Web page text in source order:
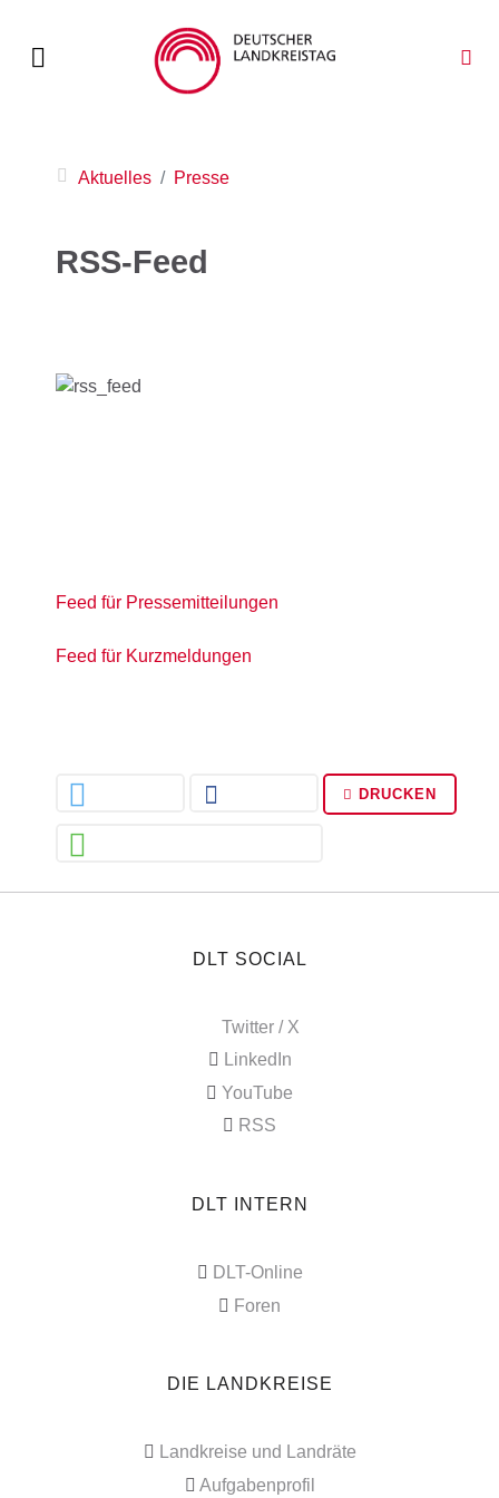
Aktuelles Presse
RSS-Feed
Feed für Pressemitteilungen
Feed für Kurzmeldungen
DRUCKEN
DLT SOCIAL
Twitter / X
LinkedIn
YouTube
RSS
DLT INTERN
DLT-Online
Foren
DIE LANDKREISE
Landkreise und Landräte
Aufgabenprofil